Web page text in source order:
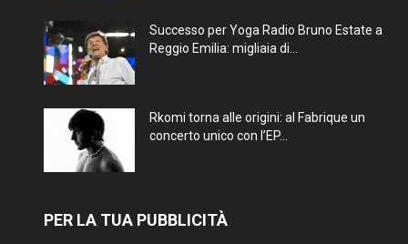
Successo per Yoga Radio Bruno Estate a
Reggio Emilia: migliaia di...
Rkomi torna alle origini: al Fabrique un
concerto unico con l’EP...
PER LA TUA PUBBLICITÀ